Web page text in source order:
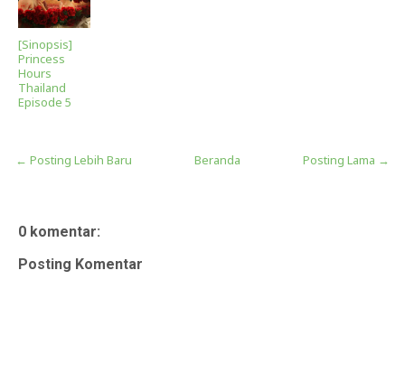
[Sinopsis]
Princess
Hours
Thailand
Episode 5
← Posting Lebih Baru Posting Lama →
Beranda
0 komentar:
Posting Komentar